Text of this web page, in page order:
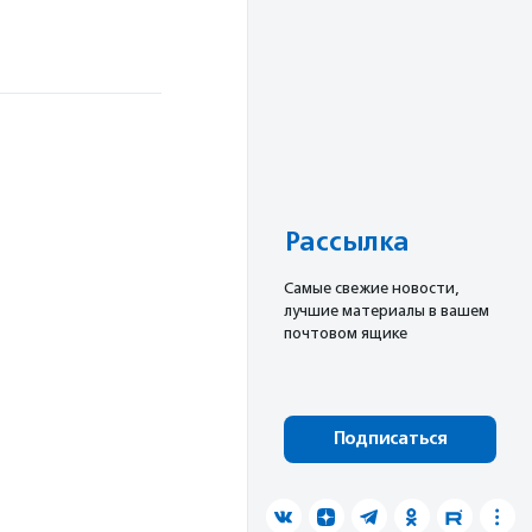
Рассылка
Cамые свежие новости,
лучшие материалы в вашем
почтовом ящике
Подписаться